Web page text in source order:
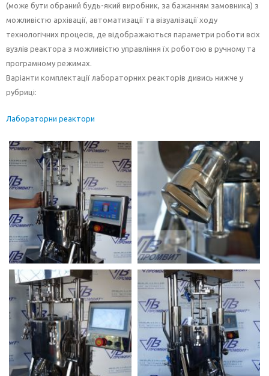
(може бути обраний будь-який виробник, за бажанням замовника) з
можливістю архівації, автоматизації та візуалізації ходу
технологічних процесів, де відображаються параметри роботи всіх
вузлів реактора з можливістю управління їх роботою в ручному та
програмному режимах.
Варіанти комплектації лабораторних реакторів дивись нижче у
рубриці:
Лабораторни реактори